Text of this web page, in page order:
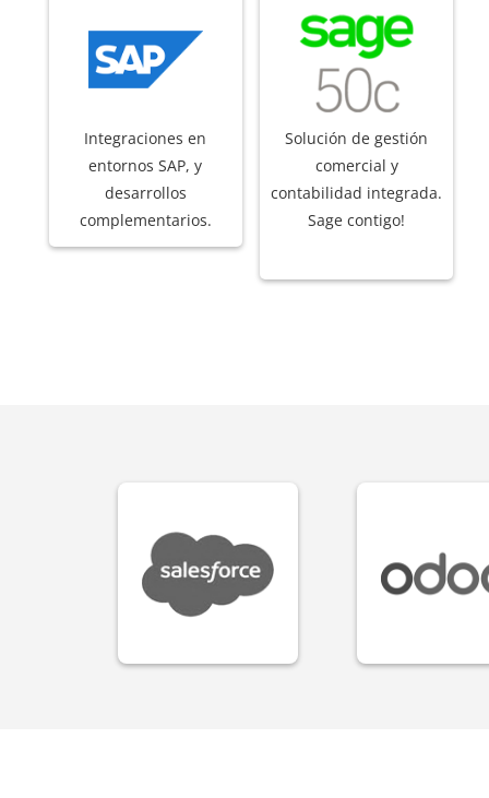
Integraciones en
entornos SAP, y
desarrollos
complementarios.
Solución de gestión
comercial y
contabilidad integrada.
Sage contigo!